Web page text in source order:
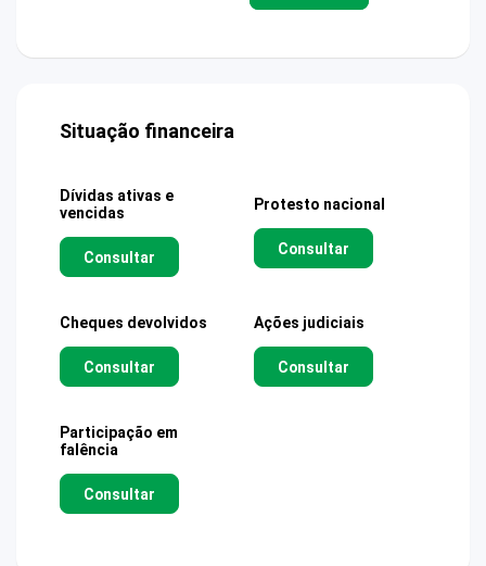
Situação financeira
Dívidas ativas e
vencidas
Consultar
Protesto nacional
Consultar
Cheques devolvidos
Consultar
Ações judiciais
Consultar
Participação em
falência
Consultar